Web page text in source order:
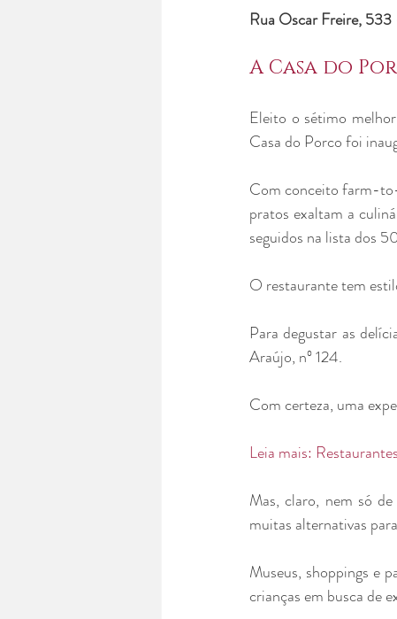
Rua Oscar Freire,
A Casa do
Eleito o sétimo
Casa do Porco foi
Com conceito farm-
pratos exaltam a
seguidos na lista dos
O restaurante tem
Para degustar as
Araújo, nº 124.
Com certeza, uma
Leia mais:
Mas, claro, nem só
muitas alternativas
Museus, shoppings e
crianças em busca de